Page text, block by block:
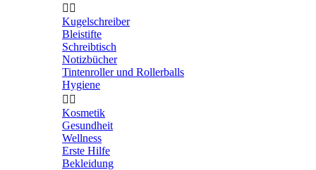
 
Kugelschreiber
Bleistifte
Schreibtisch
Notizbücher
Tintenroller und Rollerballs
Hygiene
 
Kosmetik
Gesundheit
Wellness
Erste Hilfe
Bekleidung